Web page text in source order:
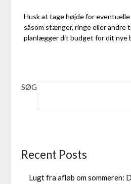
Husk at tage højde for
såsom stænger, ringe eller andre
planlægger dit budget for dit nye
SØG
Recent Posts
Lugt fra afløb om sommeren: